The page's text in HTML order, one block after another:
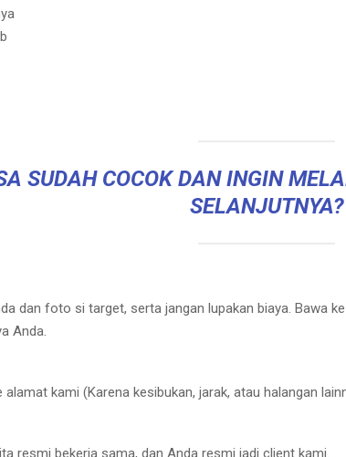
SUDAH COCOK DAN INGIN
SELANJUTNYA?
dan foto si target, serta jangan lupakan biaya. Bawa
Anda.
kami (Karena kesibukan, jarak, atau halangan
resmi bekerja sama, dan Anda resmi jadi client kami.